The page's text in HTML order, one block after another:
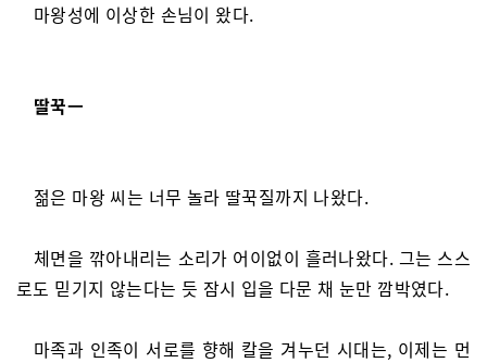
마왕성에 이상한 손님이 왔다.
딸꾹ㅡ
젊은 마왕 씨는 너무 놀라 딸꾹질까지 나왔다.
체면을 깎아내리는 소리가 어이없이 흘러나왔다. 그는 스스
로도 믿기지 않는다는 듯 잠시 입을 다문 채 눈만 깜박였다.
마족과 인족이 서로를 향해 칼을 겨누던 시대는, 이제는 먼